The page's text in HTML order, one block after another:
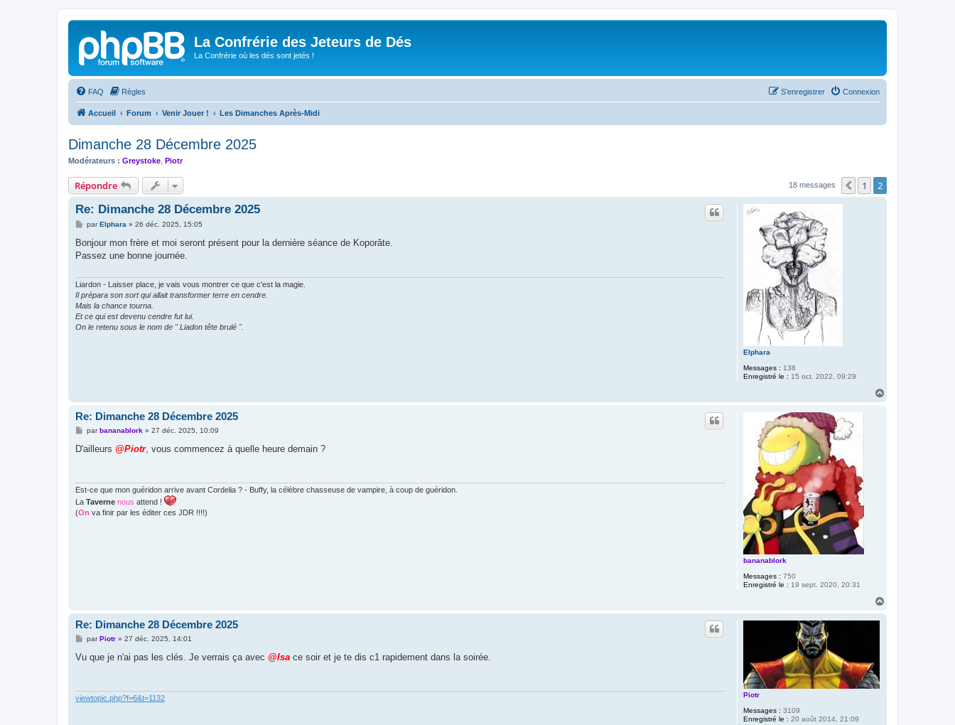
La Confrérie des Jeteurs de Dés
La Confrérie où les dés sont jetés !
FAQ Règles Connexion
S’enregistrer
Accueil Forum Venir Jouer ! Les Dimanches Après-Midi
Dimanche 28 Décembre 2025
Modérateurs : Greystoke Piotr
Répondre 18 messages Précédente
1 2
Elphara
Messages : 138
Enregistré le : 15 oct. 2022, 09:29
Re: Dimanche 28 Décembre 2025
M
s
a
parElphara » 26 déc. 2025, 15:05
Bonjour mon frère et moi seront présent pour la dernière séance de Koporâte.
Passez une bonne journée.
Liardon - Laisser place, je vais vous montrer ce que c'est la magie.
Il prépara son sort qui allait transformer terre en cendre.
Mais la chance tourna.
Et ce qui est devenu cendre fut lui.
On le retenu sous le nom de " Liadon tête brulé ".
bananablork
Messages : 750
Enregistré le : 19 sept. 2020, 20:31
Re: Dimanche 28 Décembre 2025
M
s
parbananablork» 27 déc. 2025, 10:09
D'ailleurs @Piotr, vous commencez à quelle heure demain ?
Est-ce que mon guéridon arrive avant Cordelia ? - Buffy, la célèbre chasseuse de vampire, à coup de guéridon.
La Taverne nous attend !
(On va finir par les éditer ces JDR !!!!)
Piotr
Messages : 3109
Enregistré le : 20 août 2014, 21:09
Re: Dimanche 28 Décembre 2025
M
s
parPiotr» 27 déc. 2025, 14:01
Vu que je n'ai pas les clés. Je verrais ça avec @Isa ce soir et je te dis c1 rapidement dans la soirée.
viewtopic.php?f=6&t=1132